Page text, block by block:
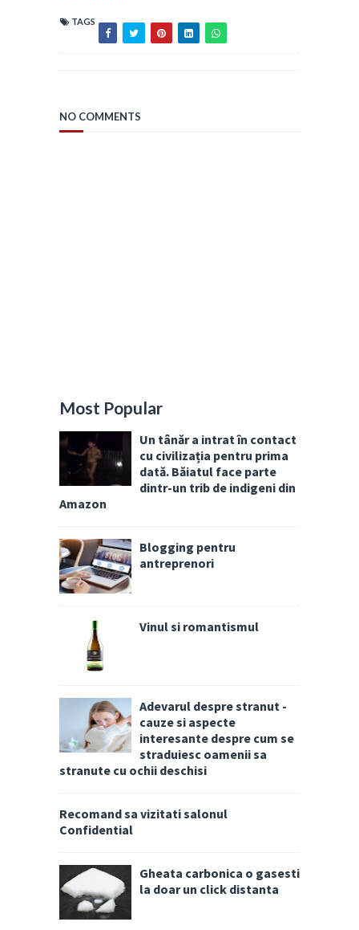
TAGS
NO COMMENTS
Most Popular
Un tânăr a intrat în contact
cu civilizația pentru prima
dată. Băiatul face parte
dintr-un trib de indigeni din
Amazon
Blogging pentru
antreprenori
Vinul si romantismul
Adevarul despre stranut -
cauze si aspecte
interesante despre cum se
straduiesc oamenii sa
stranute cu ochii deschisi
Recomand sa vizitati salonul
Confidential
Gheata carbonica o gasesti
la doar un click distanta